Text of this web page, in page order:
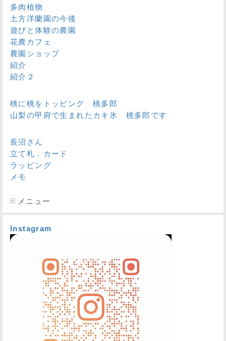
多肉植物
土方洋蘭園の今後
遊びと体験の農園
花農カフェ
農園ショップ
紹介
紹介２
桃に桃をトッピング 桃多郎
山梨の甲府で生まれたカキ氷 桃多郎です
長沼さん
立て札．カード
ラッピング
メモ
メニュー
Instagram